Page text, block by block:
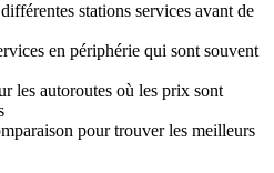
stations services avant de
en périphérie qui sont souvent
les autoroutes où les prix sont
pour trouver les meilleurs